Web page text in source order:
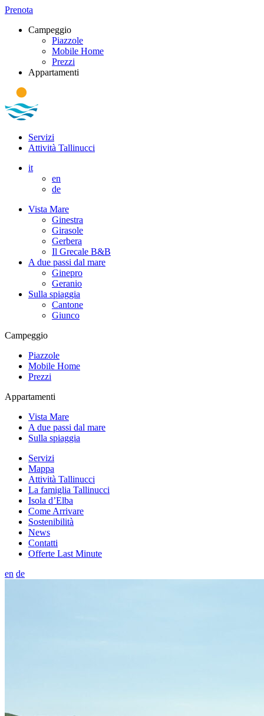
Prenota
Campeggio
Piazzole
Mobile Home
Prezzi
Appartamenti
Servizi
Attività Tallinucci
it
en
de
Vista Mare
Ginestra
Girasole
Gerbera
Il Grecale B&B
A due passi dal mare
Ginepro
Geranio
Sulla spiaggia
Cantone
Giunco
Campeggio
Piazzole
Mobile Home
Prezzi
Appartamenti
Vista Mare
A due passi dal mare
Sulla spiaggia
Servizi
Mappa
Attività Tallinucci
La famiglia Tallinucci
Isola d’Elba
Come Arrivare
Sostenibilità
News
Contatti
Offerte Last Minute
en de